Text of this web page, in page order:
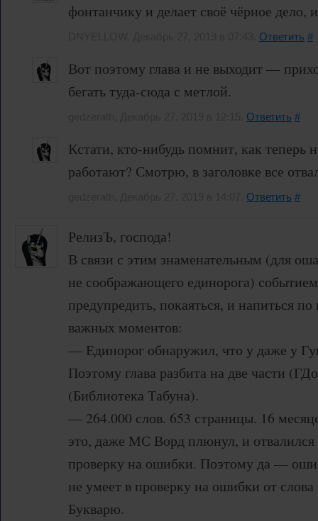
фонтанчику и делает своё чёрное дело,
Ответить #
Вот поэтому глава и не выходит —
бегать туда-сюда с метлой.
Ответить #
Кстати, кто-нибудь помнит, как теперь
работают? Смотрю, в заголовке все
Ответить #
РелизЪ, господа!
В связи с этим знаменательным (для
не соображающего единорога)
предупредить, покаяться, и напиться
важных моментов:
— Единорог обнаружил, что у даже у
Поэтому глава разбита на две части
(Библиотека Табуна).
— 264.000 слов. 653 страницы. 16
это, даже МС Ворд плюнул, и отвалился
проверку на ошибки. Поэтому да —
не умеет в проверку на ошибки от
Букварю.